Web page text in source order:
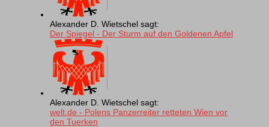
Alexander D. Wietschel sagt:
Der Spiegel - Der Sturm auf den Goldenen Apfel
Alexander D. Wietschel sagt:
welt.de - Polens Panzerreiter retteten Wien vor
den Tuerken